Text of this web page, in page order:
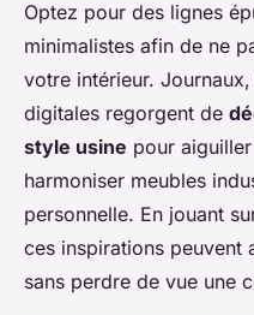
Optez pour des lignes
minimalistes afin de ne
votre intérieur.
digitales regorgent de
style usine pour
harmoniser meubles
personnelle. En jouant
ces inspirations peuvent
sans perdre de vue une